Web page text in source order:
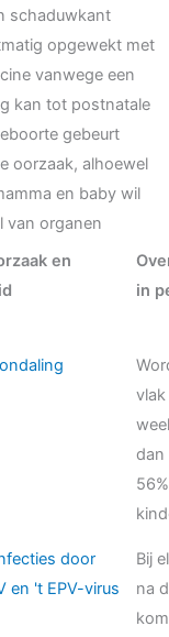
schaduwkant
opgewekt met
vanwege een
kan tot postnatale
gebeurt
oorzaak, alhoewel
en baby wil
van organen
en
in
dan
door
en 't EPV-virus
Bij
na